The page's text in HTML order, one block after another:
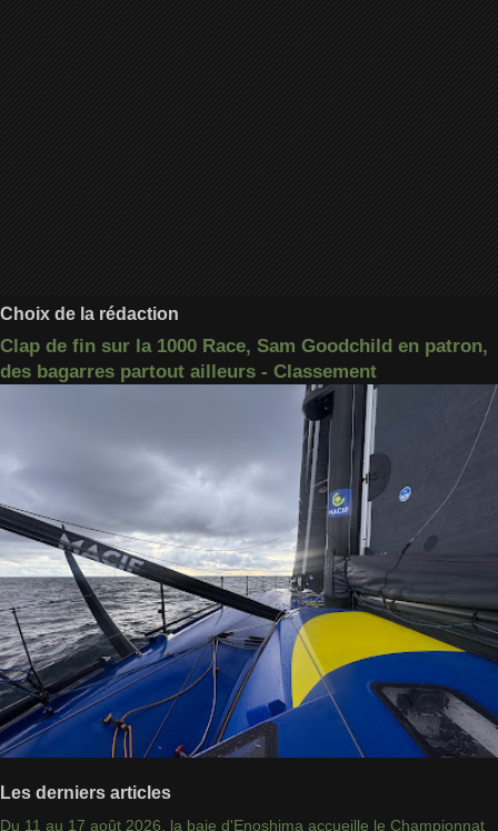
Choix de la rédaction
Clap de fin sur la 1000 Race, Sam Goodchild en patron,
des bagarres partout ailleurs - Classement
Les derniers articles
Du 11 au 17 août 2026, la baie d'Enoshima accueille le Championnat